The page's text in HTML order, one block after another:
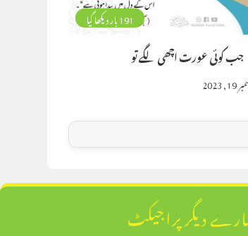
191 بار دیکھا گیا
جب کوئی عورت اچھی لگے تو
2023
دیگر پراجیکٹ